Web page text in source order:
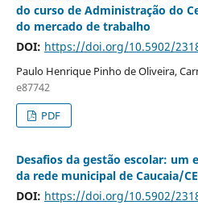
do curso de Administração do
do mercado de trabalho
DOI: https://doi.org/10.5902/
Paulo Henrique Pinho de Oliveira,
e87742
PDF
Desafios da gestão escolar: um
da rede municipal de Caucaia/CE
DOI: https://doi.org/10.5902/